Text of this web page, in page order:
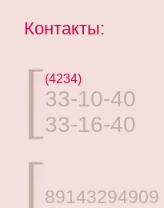
Контакты:
(4234)
33-10-40
33-16-40
89143294909